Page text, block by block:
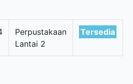
Perpustakaan
Lantai 2
Tersedia